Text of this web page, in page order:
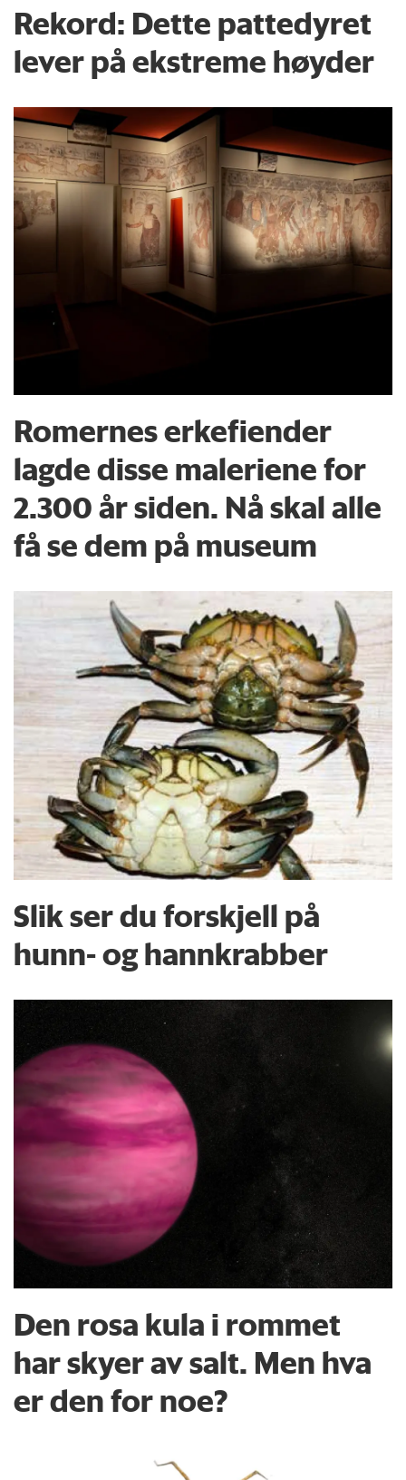
Rekord: Dette pattedyret
lever på ekstreme høyder
Romernes erkefiender
lagde disse maleriene for
2.300 år siden. Nå skal alle
få se dem på museum
Slik ser du forskjell på
hunn- og hannkrabber
Den rosa kula i rommet
har skyer av salt. Men hva
er den for noe?